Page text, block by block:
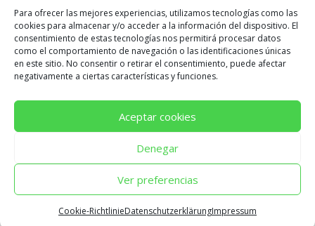
Para ofrecer las mejores experiencias, utilizamos tecnologías como las
cookies para almacenar y/o acceder a la información del dispositivo. El
consentimiento de estas tecnologías nos permitirá procesar datos
como el comportamiento de navegación o las identificaciones únicas
en este sitio. No consentir o retirar el consentimiento, puede afectar
negativamente a ciertas características y funciones.
Aceptar cookies
Denegar
Ver preferencias
Cookie-RichtlinieDatenschutzerklärungImpressum
CENTROS SPEM © COPYRIGHT 2026 ·AVISO LEGAL
POLÍTICA DE PRIVACIDAD· POLÍTICA DE COOKIES·
DISEÑO Y DESARROLLO POR E-ASY | CONSULTORÍA
IT & AGENCIA DIGITAL.